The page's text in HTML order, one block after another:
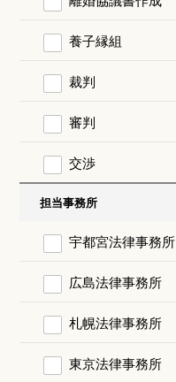
養子縁組
裁判
審判
交渉
担当事務所
宇都宮法律事務所
広島法律事務所
札幌法律事務所
東京法律事務所